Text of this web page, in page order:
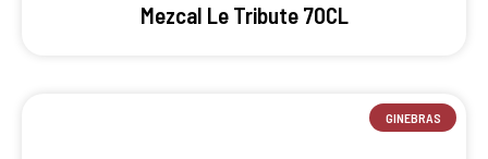
Mezcal Le Tribute 70CL
GINEBRAS